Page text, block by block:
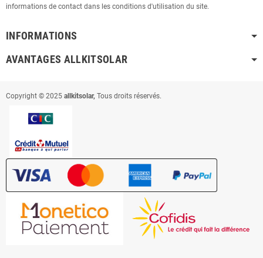
informations de contact dans les conditions d'utilisation du site.
INFORMATIONS
AVANTAGES ALLKITSOLAR
Copyright © 2025 allkitsolar, Tous droits réservés.